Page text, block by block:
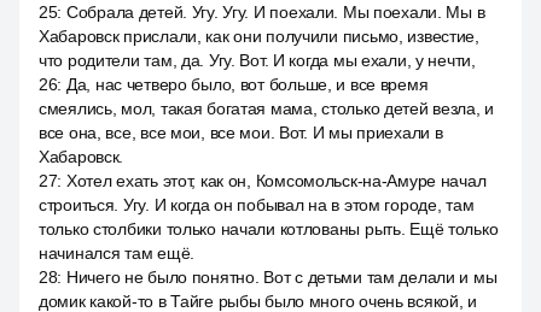
25: Собрала детей. Угу. Угу. И поехали. Мы поехали. Мы в
Хабаровск прислали, как они получили письмо, известие,
что родители там, да. Угу. Вот. И когда мы ехали, у нечти,
26: Да, нас четверо было, вот больше, и все время
смеялись, мол, такая богатая мама, столько детей везла, и
все она, все, все мои, все мои. Вот. И мы приехали в
Хабаровск.
27: Хотел ехать этот, как он, Комсомольск-на-Амуре начал
строиться. Угу. И когда он побывал на в этом городе, там
только столбики только начали котлованы рыть. Ещё только
начинался там ещё.
28: Ничего не было понятно. Вот с детьми там делали и мы
домик какой-то в Тайге рыбы было много очень всякой, и